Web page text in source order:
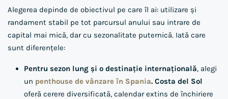
Alegerea depinde de obiectivul pe care îl ai: utilizare și
randament stabil pe tot parcursul anului sau intrare de
capital mai mică, dar cu sezonalitate puternică. Iată care
sunt diferențele:
Pentru sezon lung și o destinație internațională, alegi
un penthouse de vânzare în Spania. Costa del Sol
oferă cerere diversificată, calendar extins de închiriere